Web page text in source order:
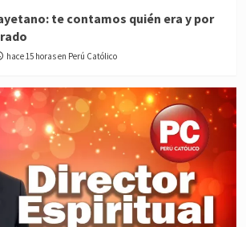
te contamos quién era y por
hace 15 horas en Perú Católico